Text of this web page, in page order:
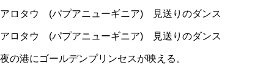
アロタウ (パプアニューギニア) 見送りのダンス
アロタウ (パプアニューギニア) 見送りのダンス
夜の港にゴールデンプリンセスが映える。